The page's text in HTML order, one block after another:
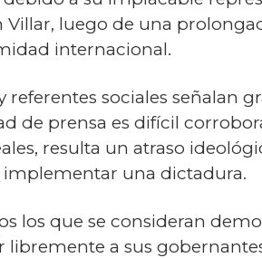
luego de una
internacional.
sociales señalan
de prensa es difícil
resulta un atraso
implementar una dictadura.
los que se consideran
libremente a sus